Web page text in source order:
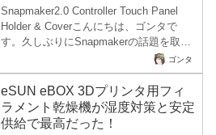
ので転売しても利益が出るのだと思うの
ですが、昨今の充電電池からの発火事件
がかなり多く発生するため、中華製で
AliExpressで販売されている充電制御が
まともなものかどうかわからないもの...
Snapmaker2.0 Controller Touch Panel
Holder & Coverこんにちは、ゴンタで
す。久しぶりにSnapmakerの話題を取り
上げたいと思います。我が家には
Snapmaker2.0 A250 エンクロージャーを
現在3台保有しています。1台はCNC加工
とレーザー10W加工、ロータリーモジュ
ールの組み合わせで使用しており、2台は
ゴンタ
eSUN eBOX 3Dプリンタ用フィ
ラメント乾燥機が湿度対策と安定
供給で最高だった！